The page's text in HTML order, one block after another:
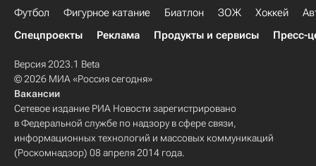
Футбол Фигурное катание Биатлон ЗОЖ Хоккей
Спецпроекты
Реклама Продукты и сервисы Пресс-
Версия 2023.1 Beta
© 2026 МИА «Россия сегодня»
Вакансии
Сетевое издание РИА Новости зарегистрировано
в Федеральной службе по надзору в сфере связи,
информационных технологий и массовых коммуникаций
(Роскомнадзор) 08 апреля 2014 года.